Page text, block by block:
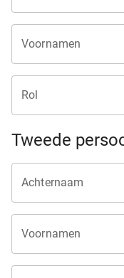
Voornamen
Rol
Tweede
Achternaam
Voornamen